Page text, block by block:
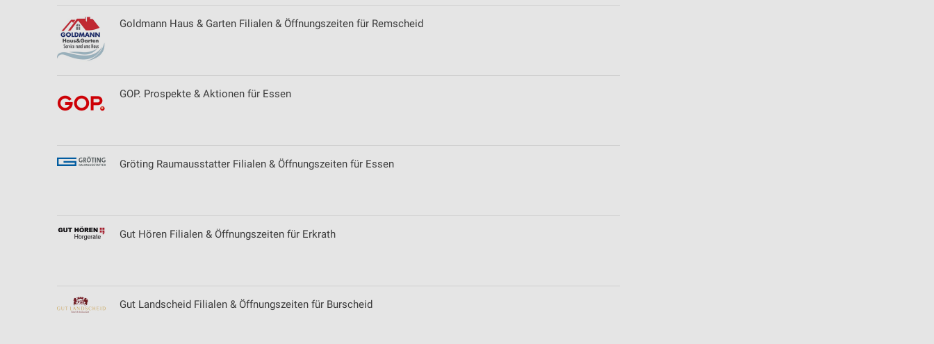
Goldmann Haus & Garten Filialen & Öffnungszeiten für Remscheid
GOP. Prospekte & Aktionen für Essen
Gröting Raumausstatter Filialen & Öffnungszeiten für Essen
Gut Hören Filialen & Öffnungszeiten für Erkrath
Gut Landscheid Filialen & Öffnungszeiten für Burscheid
Entwicklung und Verbesserung der Angebote
IAB-Besonderheiten:
Verwendung genauer Standortdaten
Nicht-IAB-Verarbeitungszwecke: